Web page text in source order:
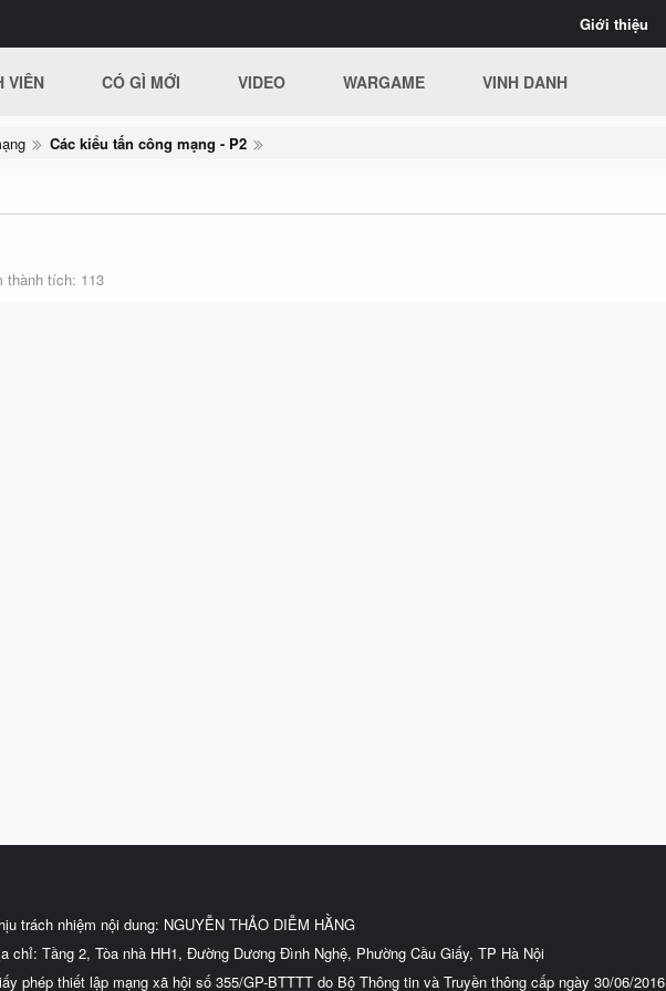
Giới thiệu
VIÊN CÓ GÌ MỚI VIDEO WARGAME VINH DANH
Các kiểu tấn công mạng - P2
thành tích 113
trách nhiệm nội dung: NGUYỄN THẢO DIỄM HẰNG
chỉ: Tầng 2, Tòa nhà HH1, Đường Dương Đình Nghệ, Phường Cầu Giấy, TP Hà Nội
phép thiết lập mạng xã hội số 355/GP-BTTTT do Bộ Thông tin và Truyền thông cấp ngày 30/06/2016